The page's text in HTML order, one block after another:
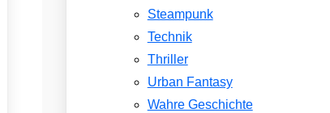
Steampunk
Technik
Thriller
Urban Fantasy
Wahre Geschichte